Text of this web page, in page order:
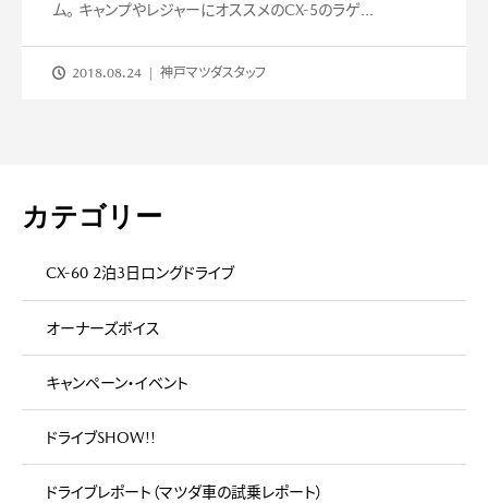
ム。 キャンプやレジャーにオススメのCX-5のラゲ...
2018.08.24 神戸マツダスタッフ
カテゴリー
CX-60 2泊3日ロングドライブ
オーナーズボイス
キャンペーン・イベント
ドライブSHOW!!
ドライブレポート（マツダ車の試乗レポート）